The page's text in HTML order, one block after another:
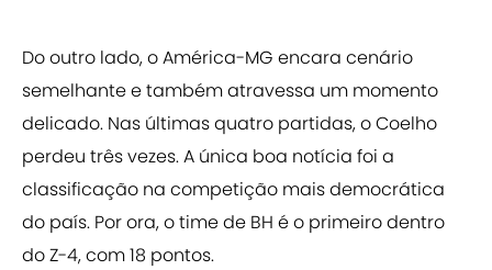
Do outro lado, o América-MG encara cenário
semelhante e também atravessa um momento
delicado. Nas últimas quatro partidas, o Coelho
perdeu três vezes. A única boa notícia foi a
classificação na competição mais democrática
do país. Por ora, o time de BH é o primeiro dentro
do Z-4, com 18 pontos.